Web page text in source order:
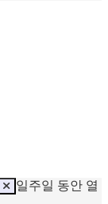
일주일 동안 열